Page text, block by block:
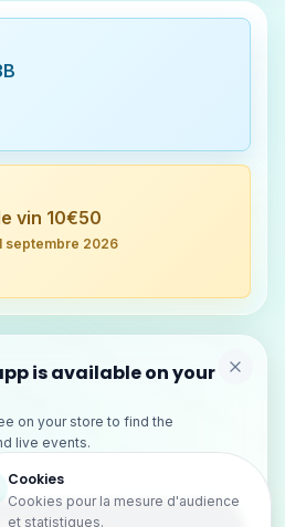
Cookies
Cookies pour la mesure d'audience
et statistiques.
is available on your
on your store to find the
live events.
vin 10€50
septembre 2026